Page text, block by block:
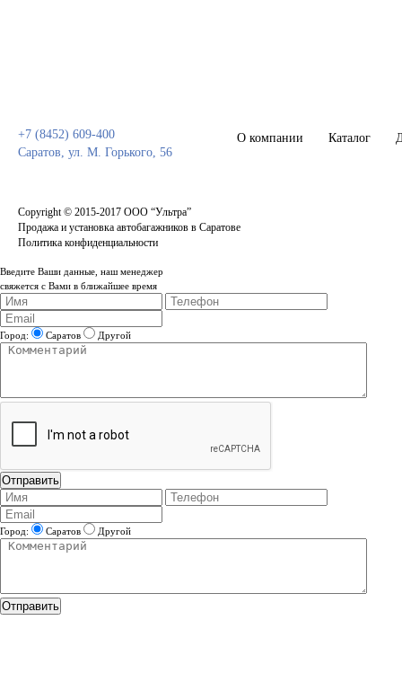
+7 (8452) 609-400
Саратов, ул. М. Горького, 56
О компании Каталог
Сopyright © 2015-2017 ООО “Ультра”
Продажа и установка автобагажников в Саратове
Политика конфиденциальности
Введите Ваши данные, наш менеджер
свяжется с Вами в ближайшее время
Город: Саратов Другой
Город: Саратов Другой